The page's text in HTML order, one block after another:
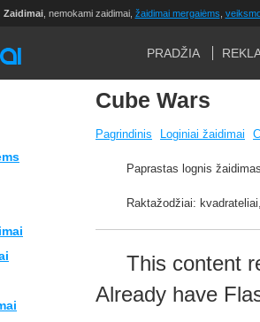
Zaidimai, nemokami zaidimai, žaidimai mergaiėms
PRADŽIA
Cube Wars
Pagrindinis Loginiai žaidimai
Paprastas lognis
Raktažodžiai:
This content
Already have